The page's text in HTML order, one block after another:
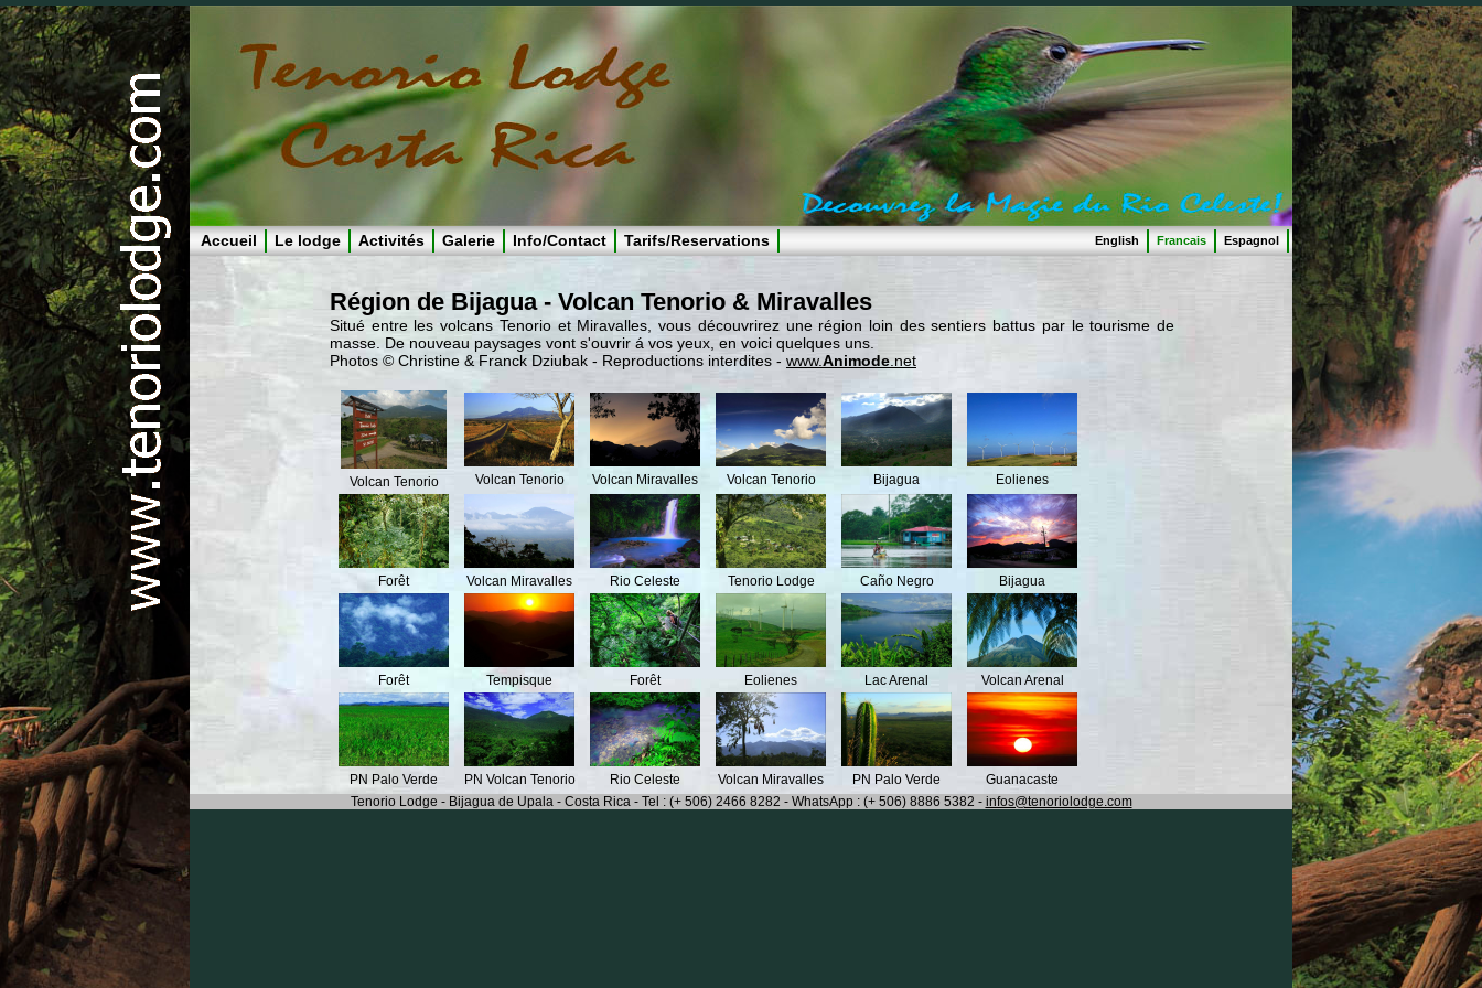
Accueil Le lodge Activités Galerie Info/Contact Tarifs/Reservations English Francais Espagnol
Région de Bijagua - Volcan Tenorio & Miravalles
Situé entre les volcans Tenorio et Miravalles, vous découvrirez une région loin des sentiers battus par le tourisme de
masse. De nouveau paysages vont s'ouvrir á vos yeux, en voici quelques uns.
Photos © Christine & Franck Dziubak - Reproductions interdites - www.Animode .net
Volcan Tenorio Volcan Tenorio Volcan Miravalles Volcan Tenorio Bijagua Eolienes
Forêt Volcan Miravalles Rio Celeste Tenorio Lodge Caño Negro Bijagua
Forêt Tempisque Forêt Eolienes Lac Arenal Volcan Arenal
PN Palo Verde PN Volcan Tenorio Rio Celeste Volcan Miravalles PN Palo Verde
Guanacaste
Tenorio Lodge - Bijagua de Upala - Costa Rica - Tel : (+ 506) 2466 8282 - WhatsApp : (+ 506) 8886 5382 - infos@tenoriolodge.com